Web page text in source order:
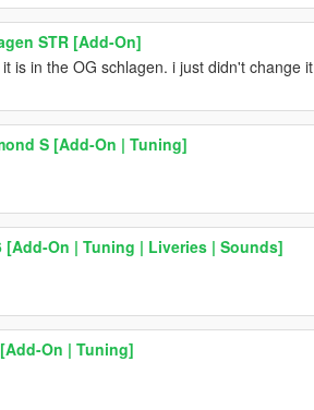
STR [Add-On]
is in the OG schlagen. i just didn't change it
S [Add-On | Tuning]
[Add-On | Tuning | Liveries | Sounds]
On | Tuning]